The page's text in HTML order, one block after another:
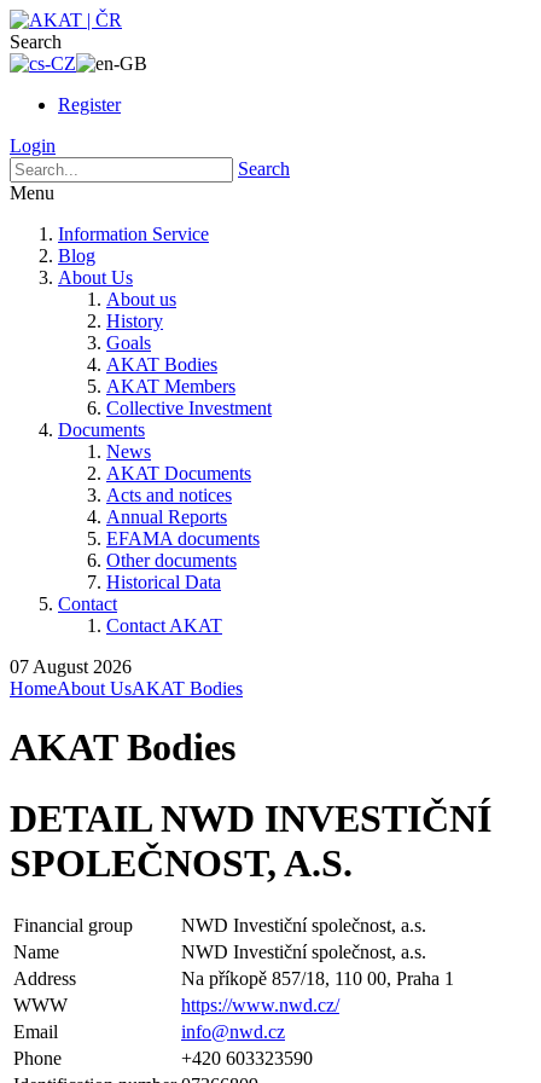
Search
Register
Login
Search
Menu
Information Service
Blog
About Us
About us
History
Goals
AKAT Bodies
AKAT Members
Collective Investment
Documents
News
AKAT Documents
Acts and notices
Annual Reports
EFAMA documents
Other documents
Historical Data
Contact
Contact AKAT
07 August 2026
HomeAbout UsAKAT Bodies
AKAT Bodies
DETAIL NWD INVESTIČNÍ
SPOLEČNOST, A.S.
Financial group
NWD Investiční společnost, a.s.
Name
NWD Investiční společnost, a.s.
Address
Na příkopě 857/18, 110 00, Praha 1
WWW
https://www.nwd.cz/
Email
info@nwd.cz
Phone
+420 603323590